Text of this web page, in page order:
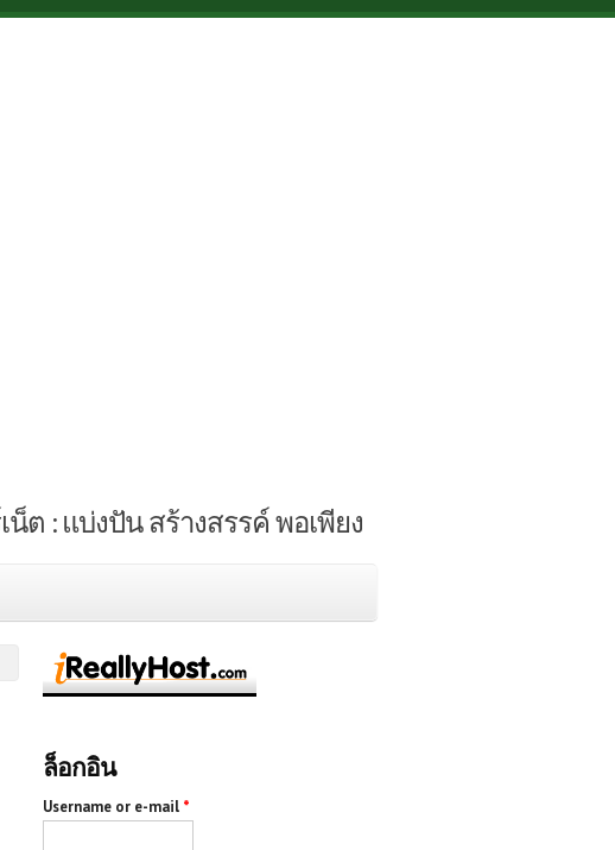
ต : แบ่งปัน สร้างสรรค์ พอเพียง
ล็อกอิน
Username or e-mail *